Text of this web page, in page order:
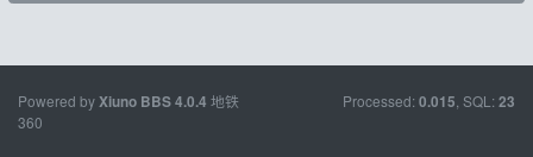
Powered byXiuno BBS4.0.4 地铁
360
Processed: 0.015 , SQL: 23